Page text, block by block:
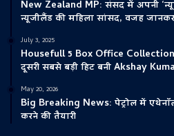
New Zealand MP: संसद में अपनी
न्यूजीलैंड की महिला सांसद, वजह
July 3, 2025
Housefull 5 Box Office
दूसरी सबसे बड़ी हिट बनी Akshay
May 20, 2026
Big Breaking News: पेट्रोल में
करने की तैयारी